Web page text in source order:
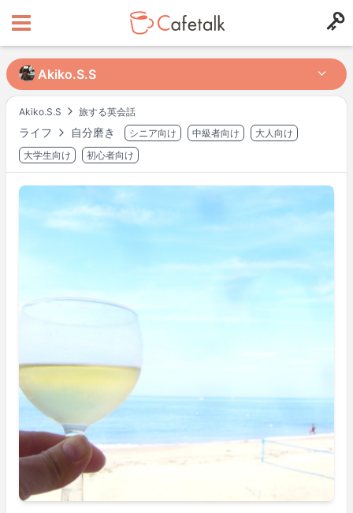
Akiko.S.S 旅する英会話
ライフ 自分磨き シニア向け 中級者向け
大人向け
大学生向け
初心者向け
Akiko.S.S
Akiko.S.S
出身国 居住国
122 32
レッスン可能時間帯
月
金
13:30
09:30
不定期に変更される場合もあります。
リクエスト時にご確認ください。
※Asia/Tokyo時間で表示。